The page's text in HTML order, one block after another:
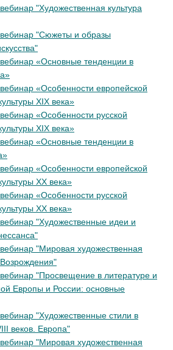
"Художественная культура
"Сюжеты и образы
«Основные тенденции в
«Особенности европейской
XIX века»
«Особенности русской
XIX века»
«Основные тенденции в
«Особенности европейской
XX века»
«Особенности русской
XX века»
"Художественные идеи и
"Мировая художественная
Возрождения"
"Просвещение в литературе и
Европы и России: основные
"Художественные стили в
веков. Европа"
"Мировая художественная